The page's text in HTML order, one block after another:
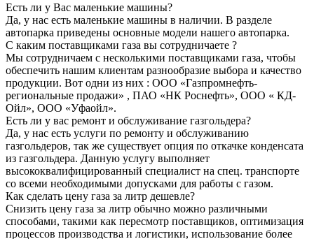
Есть ли у Вас маленькие машины?
Да, у нас есть маленькие машины в наличии. В разделе
автопарка приведены основные модели нашего автопарка.
С каким поставщиками газа вы сотрудничаете ?
Мы сотрудничаем с несколькими поставщиками газа, чтобы
обеспечить нашим клиентам разнообразие выбора и качество
продукции. Вот одни из них : ООО «Газпромнефть-
региональные продажи» , ПАО «НК Роснефть», ООО « КД-
Ойл», ООО «Уфаойл».
Есть ли у вас ремонт и обслуживание газгольдера?
Да, у нас есть услуги по ремонту и обслуживанию
газгольдеров, так же существует опция по откачке конденсата
из газгольдера. Данную услугу выполняет
высококвалифицированный специалист на спец. транспорте
со всеми необходимыми допусками для работы с газом.
Как сделать цену газа за литр дешевле?
Снизить цену газа за литр обычно можно различными
способами, такими как пересмотр поставщиков, оптимизация
процессов производства и логистики, использование более